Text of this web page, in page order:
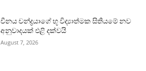
චීනය චන්ද්‍රයාගේ භූ විද්‍යාත්මක සිතියමේ නව
අනුවාදයක් එළි දක්වයි
August 7, 2026